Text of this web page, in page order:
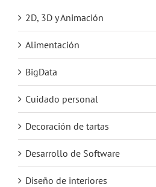
2D, 3D y Animación
Alimentación
BigData
Cuidado personal
Decoración de tartas
Desarrollo de Software
Diseño de interiores